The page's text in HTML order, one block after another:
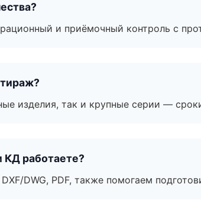
и приёмочный контроль с
изделия, так и крупные серии —
работаете?
DWG, PDF, также помогаем